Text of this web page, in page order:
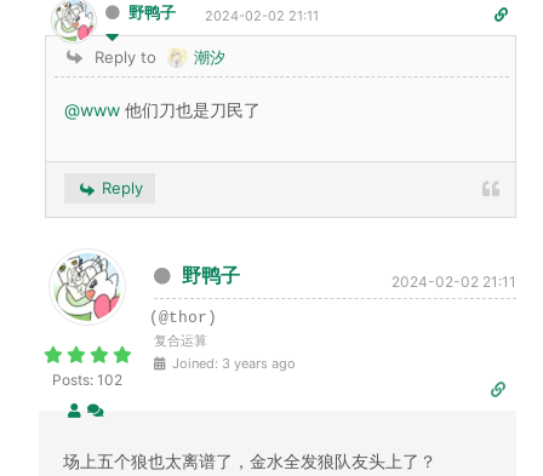
野鸭子 2024-02-02 21:11
Reply to 潮汐
@www 他们刀也是刀民了
Reply
Posts: 102
野鸭子
2024-02-02 21:11
(@thor)
复合运算
Joined: 3 years ago
场上五个狼也太离谱了，金水全发狼队友头上了？